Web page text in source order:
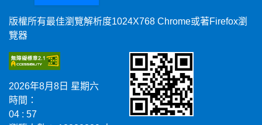
版權所有最佳瀏覽解析度1024X768 Chrome或著Firefox瀏
覽器
2026年8月8日 星期六
時間：
04 : 57